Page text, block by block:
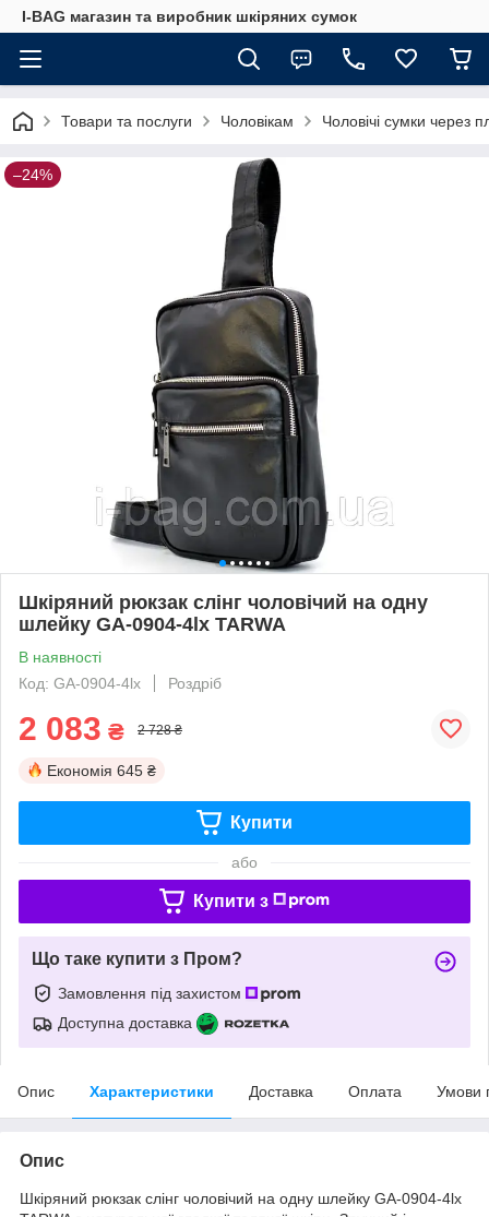
I-BAG магазин та виробник шкіряних сумок
Товари та послуги Чоловікам Чоловічі сумки через
–24%
Шкіряний рюкзак слінг чоловічий на одну
шлейку GA-0904-4lx TARWA
В наявності
Код: GA-0904-4lx
Роздріб
2 083 ₴ 2 728 ₴
Економія 645 ₴
Купити
або
Купити з
Що таке купити з Пром?
Замовлення під захистом
Доступна доставка
Опис Характеристики Доставка Оплата Умови
Опис
Шкіряний рюкзак слінг чоловічий на одну шлейку GA-0904-4lx